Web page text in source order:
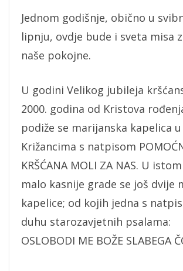
Jednom godišnje, obično u
lipnju, ovdje bude i sveta misa
naše pokojne.
U godini Velikog jubileja
2000. godina od Kristova
podiže se marijanska kapelica u
Križancima s natpisom
KRŠĆANA MOLI ZA NAS. U
malo kasnije grade se još dvije
kapelice; od kojih jedna s
duhu starozavjetnih psalama:
OSLOBODI ME BOŽE SLABEGA